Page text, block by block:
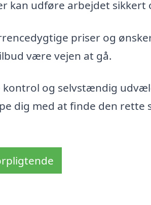
kan udføre arbejdet sikkert
priser og
være vejen at gå.
og selvstændig
dig med at finde den